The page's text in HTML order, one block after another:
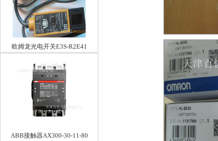
欧姆龙光电开关E3S-R2E41
ABB接触器AX300-30-11-80